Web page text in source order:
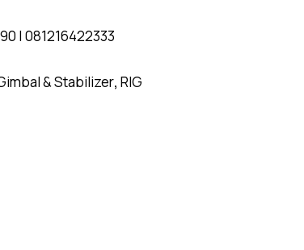
|081216422333
& Stabilizer,RIG